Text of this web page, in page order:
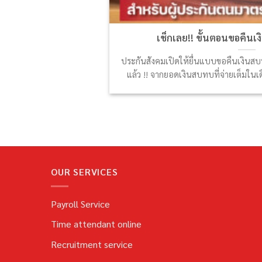
เช็กเลย!! ขั้นตอนขอคืนเ
ประกันสังคมเปิดให้ยื่นแบบขอคืนเงินส
แล้ว !! จากยอดเงินสบทบที่จ่ายเต็มใน
OUR SERVICES
Payroll Service
Time attendant online
Recruitment service